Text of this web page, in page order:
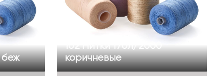
беж
102 Нитки 170л/2000
коричневые